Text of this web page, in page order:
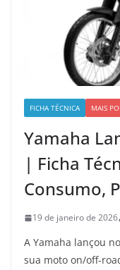
FICHA TÉCNICA MAIS
Yamaha
| Ficha
Consumo,
19 de janeiro de 2026
A Yamaha lançou
sua moto on/off-